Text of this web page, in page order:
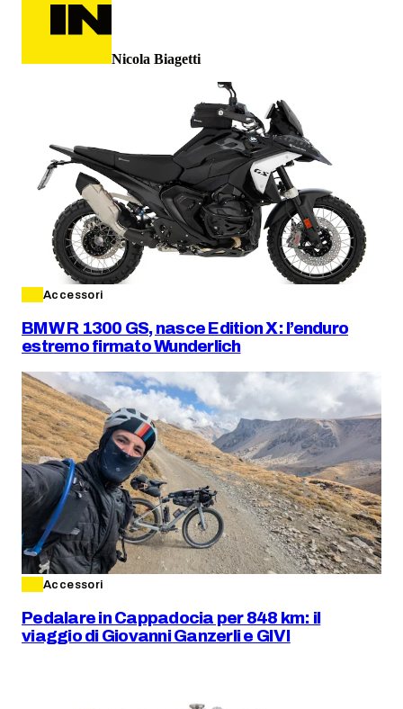
Nicola Biagetti
Accessori
BMW R 1300 GS, nasce Edition X: l’enduro
estremo firmato Wunderlich
Accessori
Pedalare in Cappadocia per 848 km: il
viaggio di Giovanni Ganzerli e GIVI